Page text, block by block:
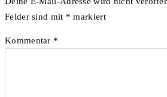
Felder sind mit * markiert
Kommentar *